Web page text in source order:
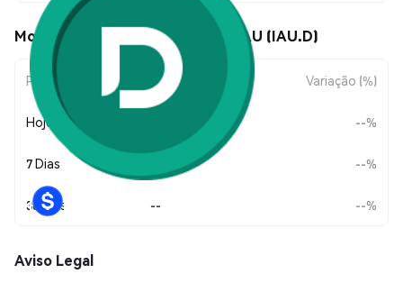
Movimentos de preço de Dinari IAU (IAU.D)
Período Variação do Valor Variação (%)
Hoje --%
7 Dias --%
30 Dias -- --%
Aviso Legal